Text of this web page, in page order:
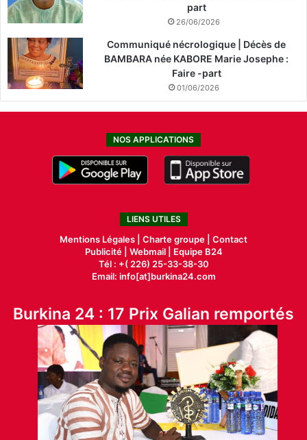
part
26/06/2026
Communiqué nécrologique | Décès de
BAMBARA née KABORE Marie Josephe :
Faire -part
01/06/2026
NOS APPLICATIONS
LIENS UTILES
Mentions Légales | Charte groupe | Contact
Publicité| Webmail |
Equipe B24
Tél : +( 226) 25-33-38-30
Email: info[at]burkina24.com
Burkina 24 : 17 Prix Galian remportés